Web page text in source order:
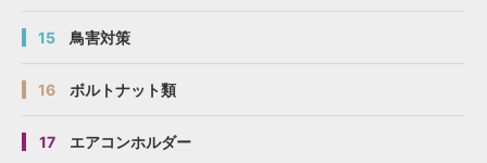
15 鳥害対策
16 ボルトナット類
17 エアコンホルダー